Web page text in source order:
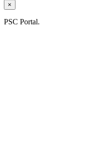
×
PSC Portal.